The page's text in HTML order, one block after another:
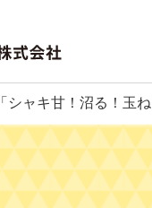
「シャキ甘！沼る！玉